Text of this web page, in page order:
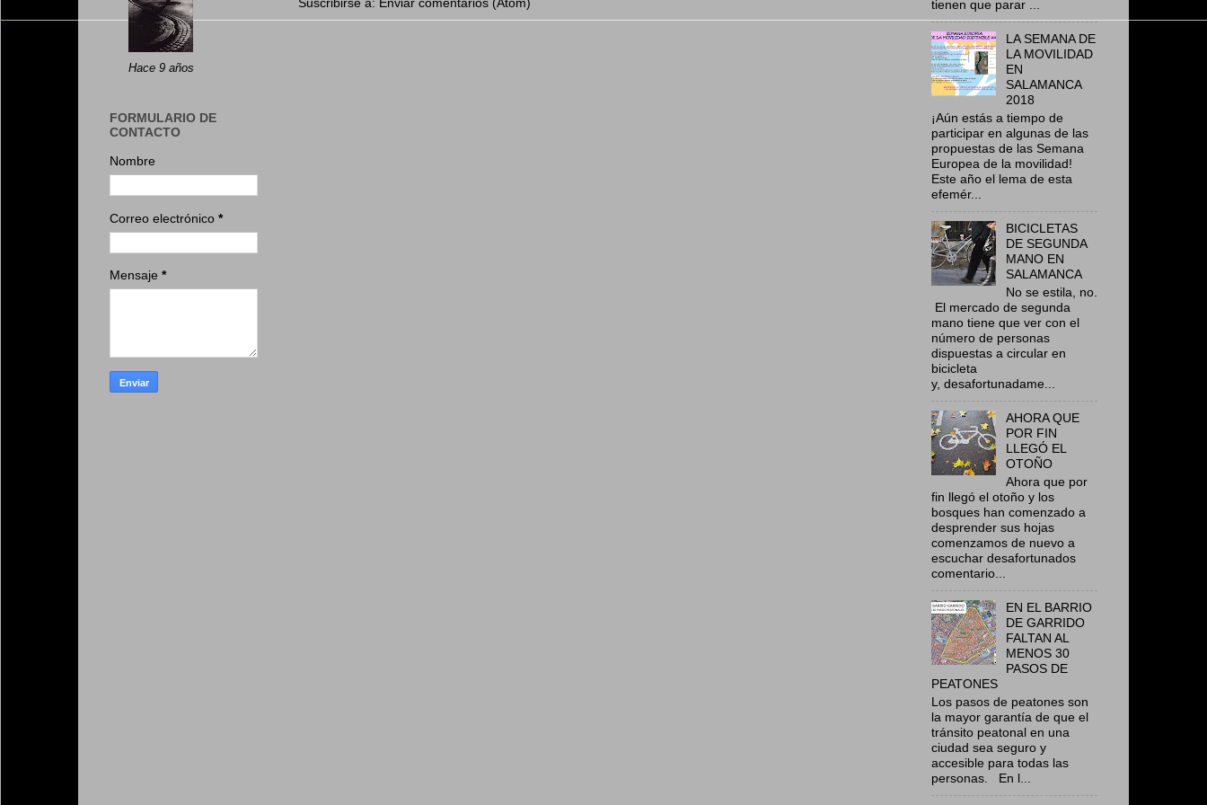
Suscribirse a: Enviar comentarios (Atom)
Hace 9 años
FORMULARIO DE
CONTACTO
Nombre
Correo electrónico *
Mensaje *
tienen que parar ...
LA SEMANA DE
LA MOVILIDAD
EN
SALAMANCA
2018
¡Aún estás a tiempo de
participar en algunas de las
propuestas de las Semana
Europea de la movilidad!
Este año el lema de esta
efemér...
BICICLETAS
DE SEGUNDA
MANO EN
SALAMANCA
No se estila, no.
El mercado de segunda
mano tiene que ver con el
número de personas
dispuestas a circular en
bicicleta
y, desafortunadame...
AHORA QUE
POR FIN
LLEGÓ EL
OTOÑO
Ahora que por
fin llegó el otoño y los
bosques han comenzado a
desprender sus hojas
comenzamos de nuevo a
escuchar desafortunados
comentario...
EN EL BARRIO
DE GARRIDO
FALTAN AL
MENOS 30
PASOS DE
PEATONES
Los pasos de peatones son
la mayor garantía de que el
tránsito peatonal en una
ciudad sea seguro y
accesible para todas las
personas. En l...